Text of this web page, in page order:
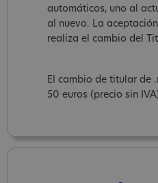
automáticos, uno al
al nuevo. La
realiza el cambio del
El cambio de titular de
50 euros (precio sin